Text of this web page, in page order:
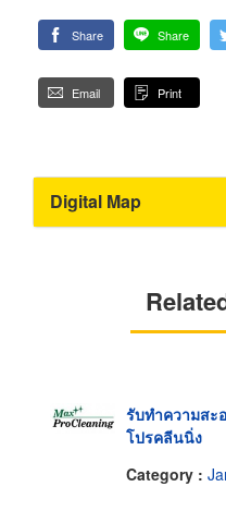
Share Share
Email Print
Digital Map
รับทำความสะ
โปรคลีนนิ่ง
Category :